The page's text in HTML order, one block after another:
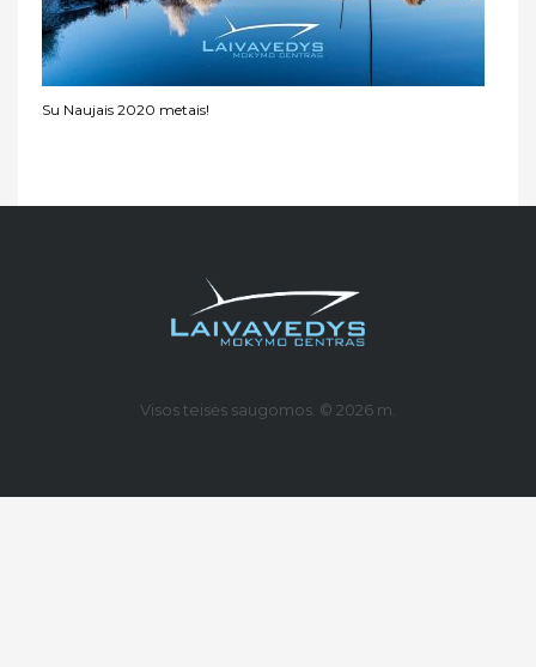
Su Naujais 2020 metais!
Visos teisės saugomos. © 2026 m.